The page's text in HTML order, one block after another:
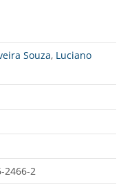
Souza, Luciano
2466-2